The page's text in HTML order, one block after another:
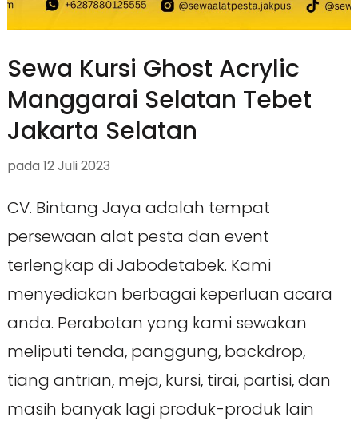
Sewa Kursi Ghost Acrylic
Manggarai Selatan Tebet
Jakarta Selatan
pada 12 Juli 2023
CV. Bintang Jaya adalah tempat
persewaan alat pesta dan event
terlengkap di Jabodetabek. Kami
menyediakan berbagai keperluan acara
anda. Perabotan yang kami sewakan
meliputi tenda, panggung, backdrop,
tiang antrian, meja, kursi, tirai, partisi, dan
masih banyak lagi produk-produk lain